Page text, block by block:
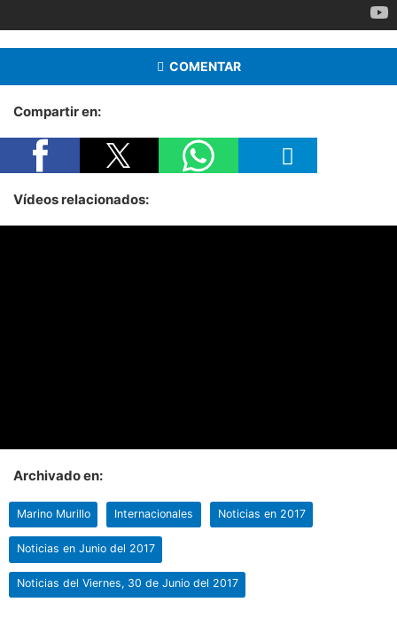
COMENTAR
Compartir en:
Vídeos relacionados:
Archivado en:
Marino Murillo Internacionales Noticias en 2017
Noticias en Junio del 2017
Noticias del Viernes, 30 de Junio del 2017